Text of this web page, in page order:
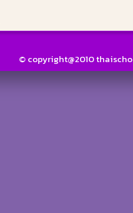
© copyright@2010